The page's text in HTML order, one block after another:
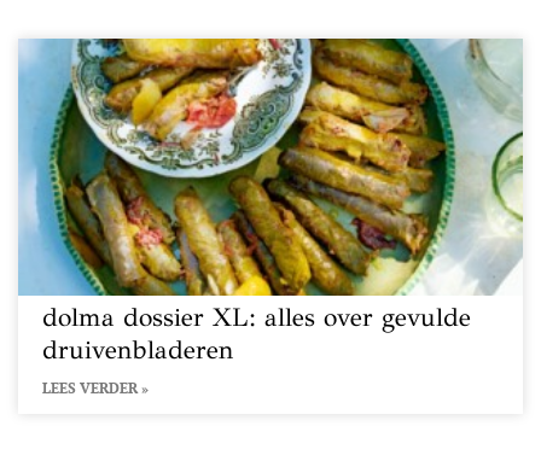
dolma dossier XL: alles over gevulde
druivenbladeren
LEES VERDER »